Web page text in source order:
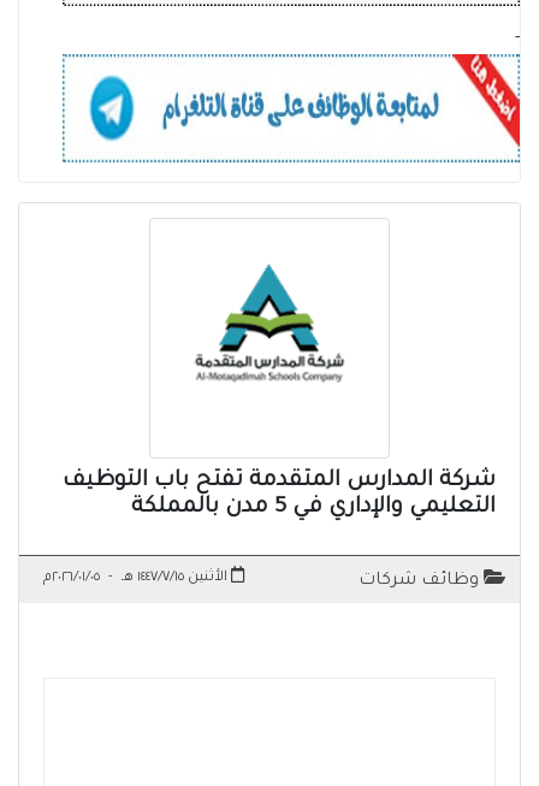
-
شركة المدارس المتقدمة تفتح باب التوظيف
التعليمي والإداري في 5 مدن بالمملكة
وظائف شركات الأثنين ١٤٤٧/٧/١٥ هـ - ٢٠٢٦/٠١/٠٥م